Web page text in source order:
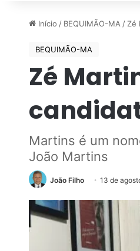
Início / BEQUIMÃO-MA / Zé
BEQUIMÃO-MA
Zé
Martins é um
João Martins
João Filho 13 de